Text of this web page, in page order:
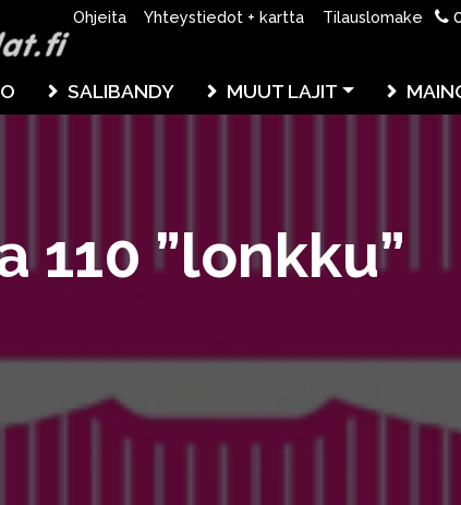
Ohjeita Yhteystiedot + kartta Tilauslomake
SALIBANDY MUUT LAJIT
110 ”lonkku”